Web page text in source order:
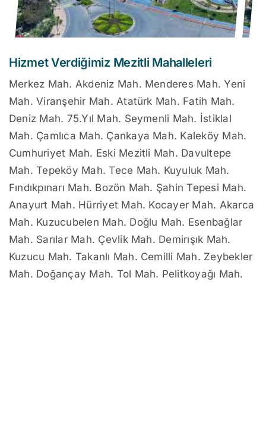
Hizmet Verdiğimiz Mezitli Mahalleleri
Merkez Mah. Akdeniz Mah. Menderes Mah. Yeni
Mah. Viranşehir Mah. Atatürk Mah. Fatih Mah.
Deniz Mah. 75.Yıl Mah. Seymenli Mah. İstiklal
Mah. Çamlıca Mah. Çankaya Mah. Kaleköy Mah.
Cumhuriyet Mah. Eski Mezitli Mah. Davultepe
Mah. Tepeköy Mah. Tece Mah. Kuyuluk Mah.
Fındıkpınarı Mah. Bozön Mah. Şahin Tepesi Mah.
Anayurt Mah. Hürriyet Mah. Kocayer Mah. Akarca
Mah. Kuzucubelen Mah. Doğlu Mah. Esenbağlar
Mah. Sarılar Mah. Çevlik Mah. Demirışık Mah.
Kuzucu Mah. Takanlı Mah. Cemilli Mah. Zeybekler
Mah. Doğançay Mah. Tol Mah. Pelitkoyağı Mah.